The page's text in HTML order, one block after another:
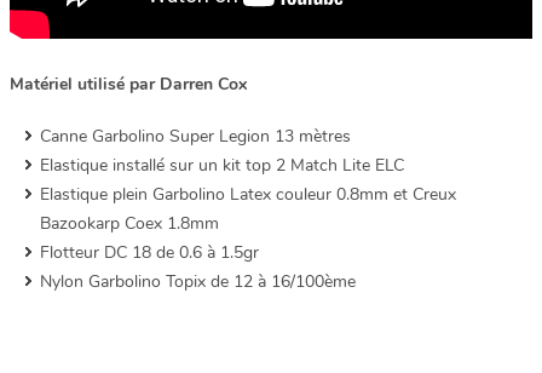
Matériel utilisé par Darren Cox
Canne Garbolino Super Legion 13 mètres
Elastique installé sur un kit top 2 Match Lite ELC
Elastique plein Garbolino Latex couleur 0.8mm et Creux
Bazookarp Coex 1.8mm
Flotteur DC 18 de 0.6 à 1.5gr
Nylon Garbolino Topix de 12 à 16/100ème